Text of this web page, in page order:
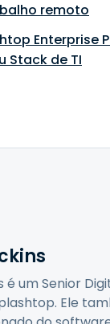
remoto
Enterprise
Stack de TI
é um Senior
Ele